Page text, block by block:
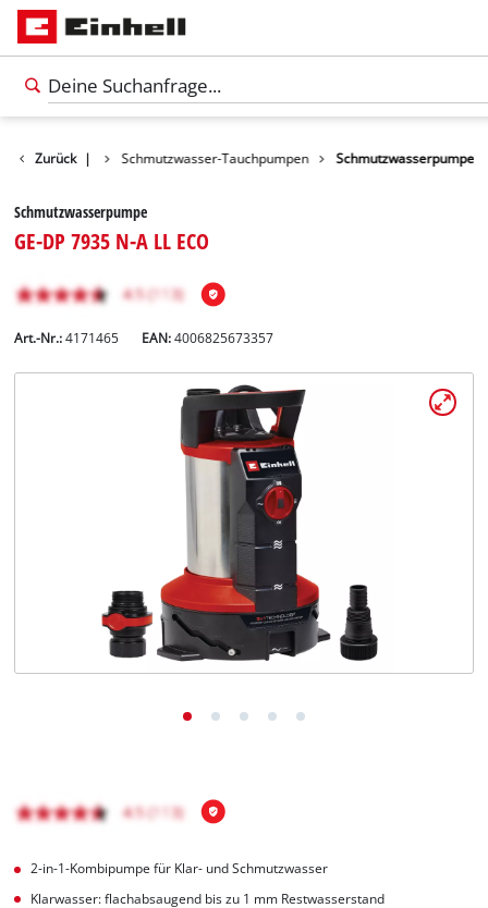
Zurück | Schmutzwasser-Tauchpumpen Schmutzwasserpumpe
Schmutzwasserpumpe
GE-DP 7935 N-A LL ECO
Art.-Nr.: 4171465 EAN:4006825673357
2-in-1-Kombipumpe für Klar- und Schmutzwasser
Klarwasser: flachabsaugend bis zu 1 mm Restwasserstand